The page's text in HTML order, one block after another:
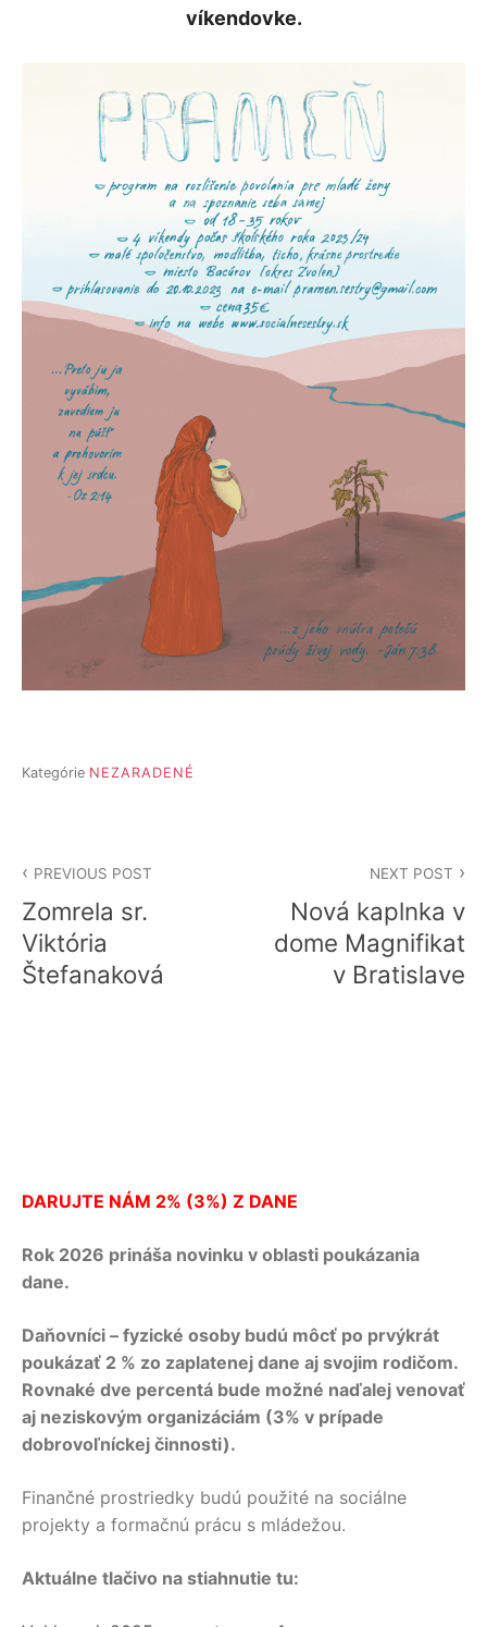
víkendovke.
Kategórie NEZARADENÉ
v
článku
PREVIOUS POST
Zomrela sr.
Viktória
Štefanaková
NEXT POST
Nová kaplnka v
dome Magnifikat
v Bratislave
DARUJTE NÁM 2% (3%) Z DANE
Rok 2026 prináša novinku v oblasti poukázania
dane.
Daňovníci – fyzické osoby budú môcť po prvýkrát
poukázať 2 % zo zaplatenej dane aj svojim rodičom.
Rovnaké dve percentá bude možné naďalej venovať
aj neziskovým organizáciám (3% v prípade
dobrovoľníckej činnosti).
Finančné prostriedky budú použité na sociálne
projekty a formačnú prácu s mládežou.
Aktuálne tlačivo na stiahnutie tu: